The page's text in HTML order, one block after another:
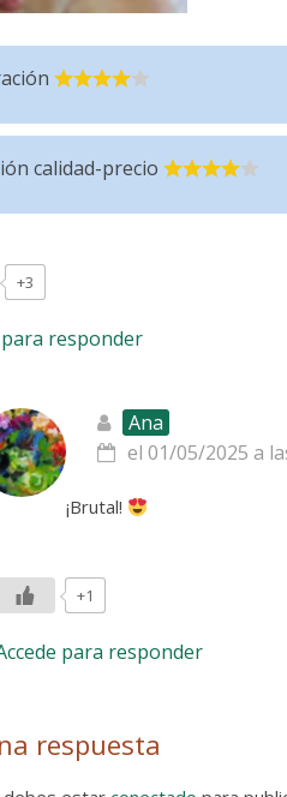
calidad-precio
+3
para responder
Ana
el 01/05/2025 a
¡Brutal!
+1
para responder
respuesta